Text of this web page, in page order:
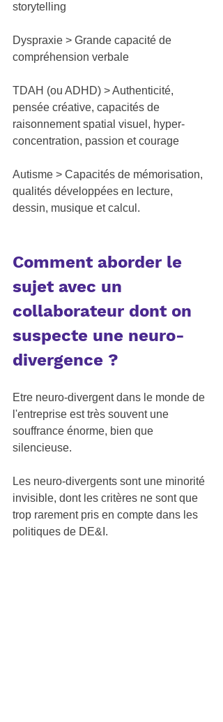
storytelling
Dyspraxie > Grande capacité de
compréhension verbale
TDAH (ou ADHD) > Authenticité,
pensée créative, capacités de
raisonnement spatial visuel, hyper-
concentration, passion et courage
Autisme > Capacités de mémorisation,
qualités développées en lecture,
dessin, musique et calcul.
Comment aborder le
sujet avec un
collaborateur dont on
suspecte une neuro-
divergence ?
Etre neuro-divergent dans le monde de
l'entreprise est très souvent une
souffrance énorme, bien que
silencieuse.
Les neuro-divergents sont une minorité
invisible, dont les critères ne sont que
trop rarement pris en compte dans les
politiques de DE&I.